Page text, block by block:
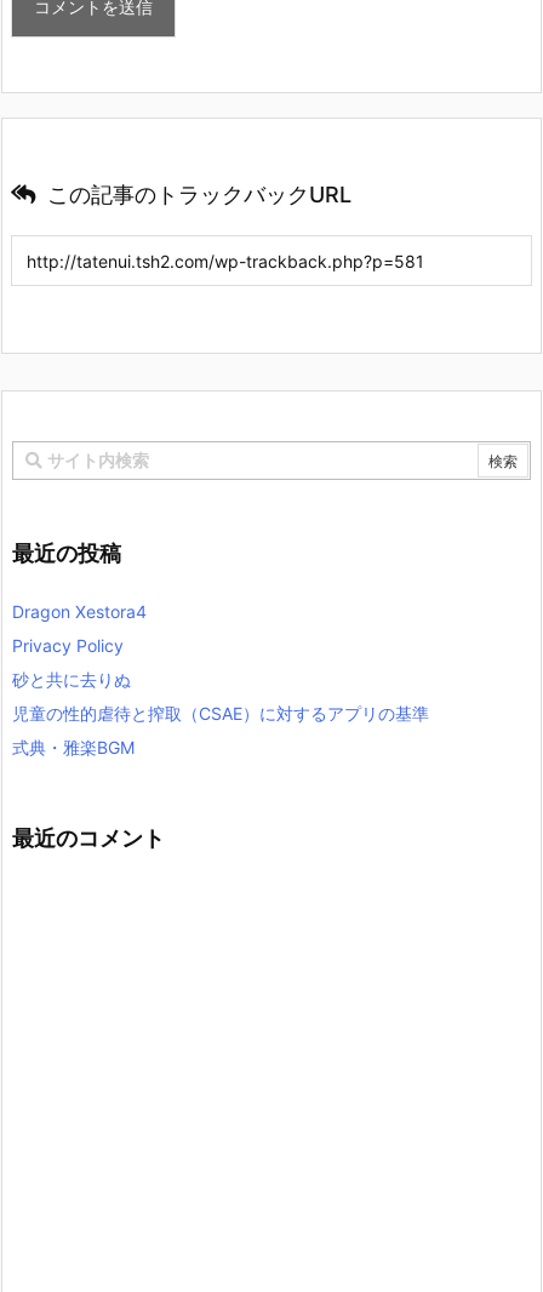
この記事のトラックバックURL
最近の投稿
Dragon Xestora4
Privacy Policy
砂と共に去りぬ
児童の性的虐待と搾取（CSAE）に対するアプリの基準
式典・雅楽BGM
最近のコメント